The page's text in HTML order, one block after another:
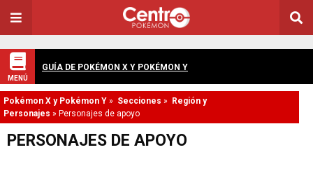
MENÚ
GUÍA DE POKÉMON X Y POKÉMON Y
Pokémon X y Pokémon Y » Secciones »
Región y
Personajes » Personajes de apoyo
PERSONAJES DE APOYO